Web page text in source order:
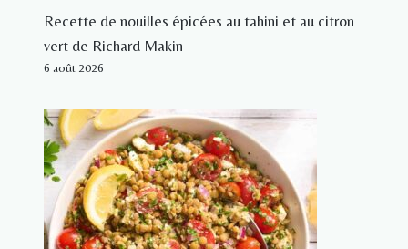
Recette de nouilles épicées au tahini et au citron
vert de Richard Makin
6 août 2026